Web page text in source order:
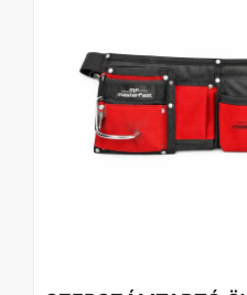
• Méret: állítható